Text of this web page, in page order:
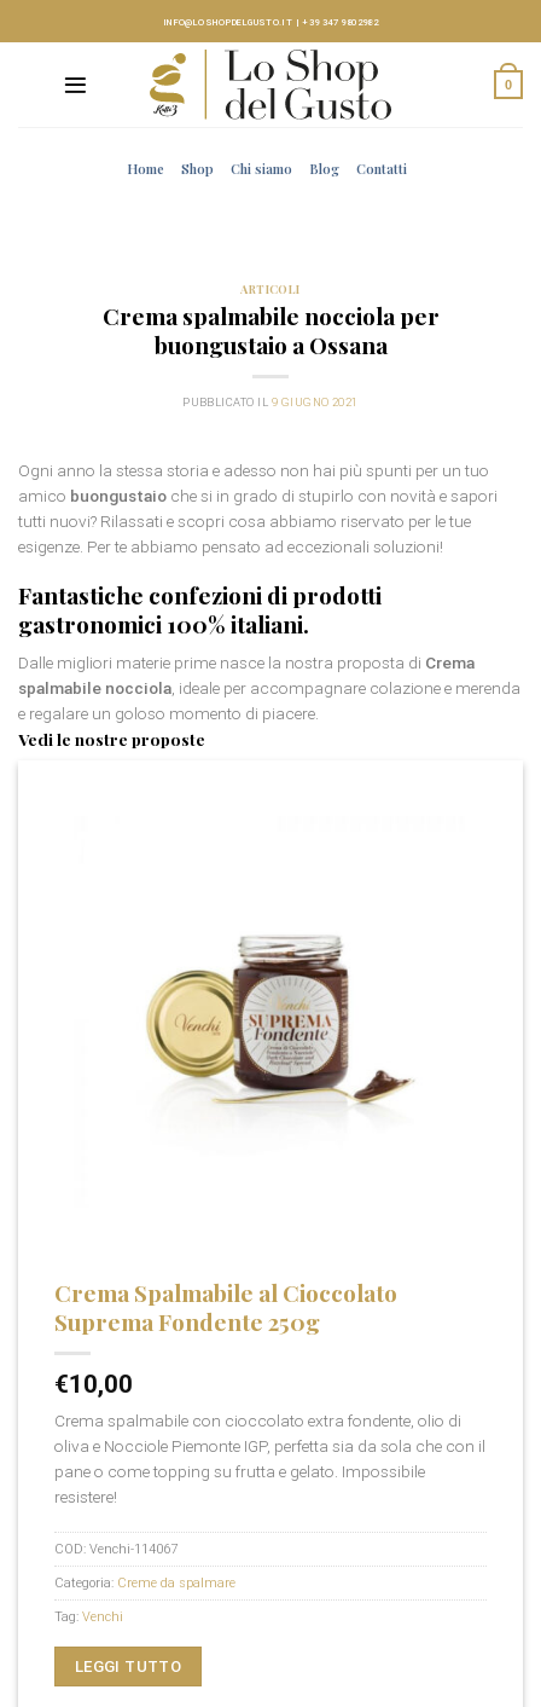
INFO@LOSHOPDELGUSTO.IT |+39 347 9802982
0
Home Shop Chi siamo Blog Contatti
ARTICOLI
Crema spalmabile nocciola per
buongustaio a Ossana
PUBBLICATO IL 9 GIUGNO 2021
Ogni anno la stessa storia e adesso non hai più spunti per un tuo
amico buongustaio che si in grado di stupirlo con novità e sapori
tutti nuovi? Rilassati e scopri cosa abbiamo riservato per le tue
esigenze. Per te abbiamo pensato ad eccezionali soluzioni!
Fantastiche confezioni di prodotti
gastronomici 100% italiani.
Dalle migliori materie prime nasce la nostra proposta di Crema
spalmabile nocciola , ideale per accompagnare colazione e merenda
e regalare un goloso momento di piacere.
Vedi le nostre proposte
Crema Spalmabile al Cioccolato
Suprema Fondente 250g
€10,00
Crema spalmabile con cioccolato extra fondente, olio di
oliva e Nocciole Piemonte IGP, perfetta sia da sola che con il
pane o come topping su frutta e gelato. Impossibile
resistere!
COD: Venchi-114067
Categoria: Creme da spalmare
Tag: Venchi
LEGGI TUTTO